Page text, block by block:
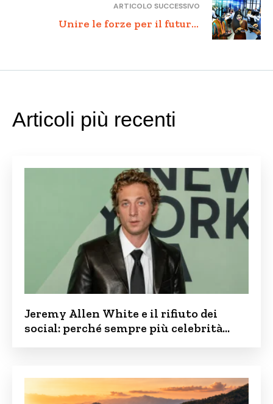
l’innovazione nelle PMI
ARTICOLO SUCCESSIVO
Unire le forze per il futuro:
Articoli più recenti
Jeremy Allen White e il rifiuto dei
social: perché sempre più celebrità